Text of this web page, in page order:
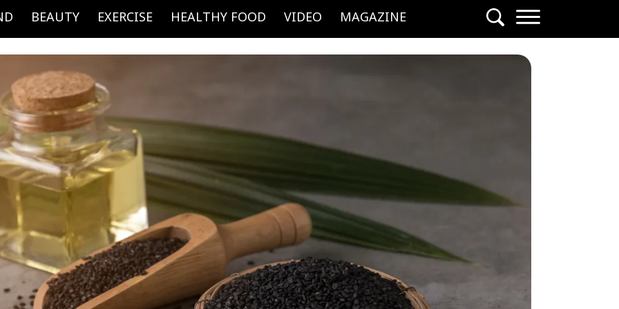
BEAUTY EXERCISE HEALTHY FOOD VIDEO MAGAZINE